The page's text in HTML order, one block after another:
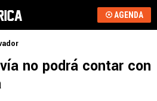
AGENDA
no podrá contar con